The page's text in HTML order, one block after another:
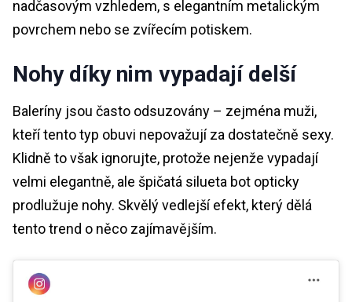
nadčasovým vzhledem, s elegantním metalickým
povrchem nebo se zvířecím potiskem.
Nohy díky nim vypadají delší
Baleríny jsou často odsuzovány – zejména muži,
kteří tento typ obuvi nepovažují za dostatečně sexy.
Klidně to však ignorujte, protože nejenže vypadají
velmi elegantně, ale špičatá silueta bot opticky
prodlužuje nohy. Skvělý vedlejší efekt, který dělá
tento trend o něco zajímavějším.